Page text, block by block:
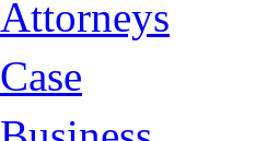
Attorneys
Case